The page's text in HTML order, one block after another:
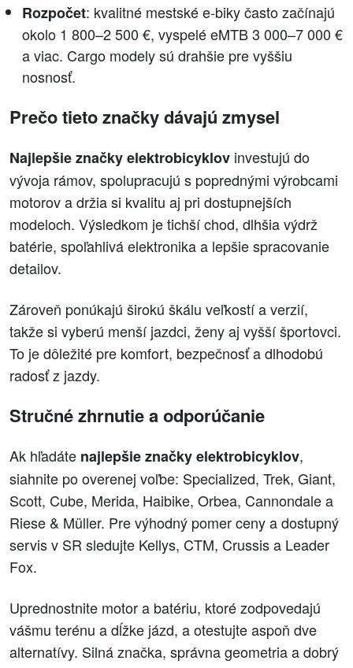
Rozpočet: kvalitné mestské e‑biky často začínajú
okolo 1 800–2 500 €, vyspelé eMTB 3 000–7 000 €
a viac. Cargo modely sú drahšie pre vyššiu
nosnosť.
Prečo tieto značky dávajú zmysel
Najlepšie značky elektrobicyklov investujú do
vývoja rámov, spolupracujú s poprednými výrobcami
motorov a držia si kvalitu aj pri dostupnejších
modeloch. Výsledkom je tichší chod, dlhšia výdrž
batérie, spoľahlivá elektronika a lepšie spracovanie
detailov.
Zároveň ponúkajú širokú škálu veľkostí a verzií,
takže si vyberú menší jazdci, ženy aj vyšší športovci.
To je dôležité pre komfort, bezpečnosť a dlhodobú
radosť z jazdy.
Stručné zhrnutie a odporúčanie
Ak hľadáte najlepšie značky elektrobicyklov,
siahnite po overenej voľbe: Specialized, Trek, Giant,
Scott, Cube, Merida, Haibike, Orbea, Cannondale a
Riese & Müller. Pre výhodný pomer ceny a dostupný
servis v SR sledujte Kellys, CTM, Crussis a Leader
Fox.
Uprednostnite motor a batériu, ktoré zodpovedajú
vášmu terénu a dĺžke jázd, a otestujte aspoň dve
alternatívy. Silná značka, správna geometria a dobrý